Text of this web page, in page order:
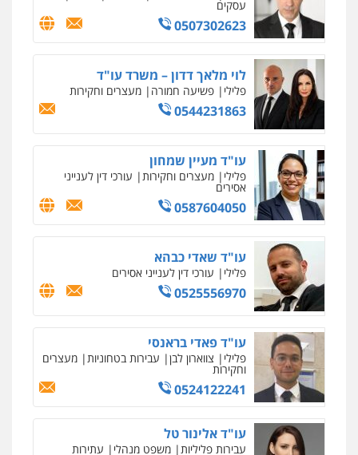
עסקים
0507302623
לוי מלאך דדון – משרד עו"ד
פלילי פשיעה חמורה מעצרים וחקירות
0544231863
עו"ד מעיין שמחון
פלילי מעצרים וחקירות עורכי דין לענייני
אסירים
0587604050
עו"ד שאדי כבהא
פלילי עורכי דין לענייני אסירים
0525556970
עו"ד פאדי בראנסי
פלילי צווארון לבן עבירות בטחוניות מעצרים
וחקירות
0524122241
עו"ד אלינור טל
עבירות פליליות משפט מנהלי עתירות